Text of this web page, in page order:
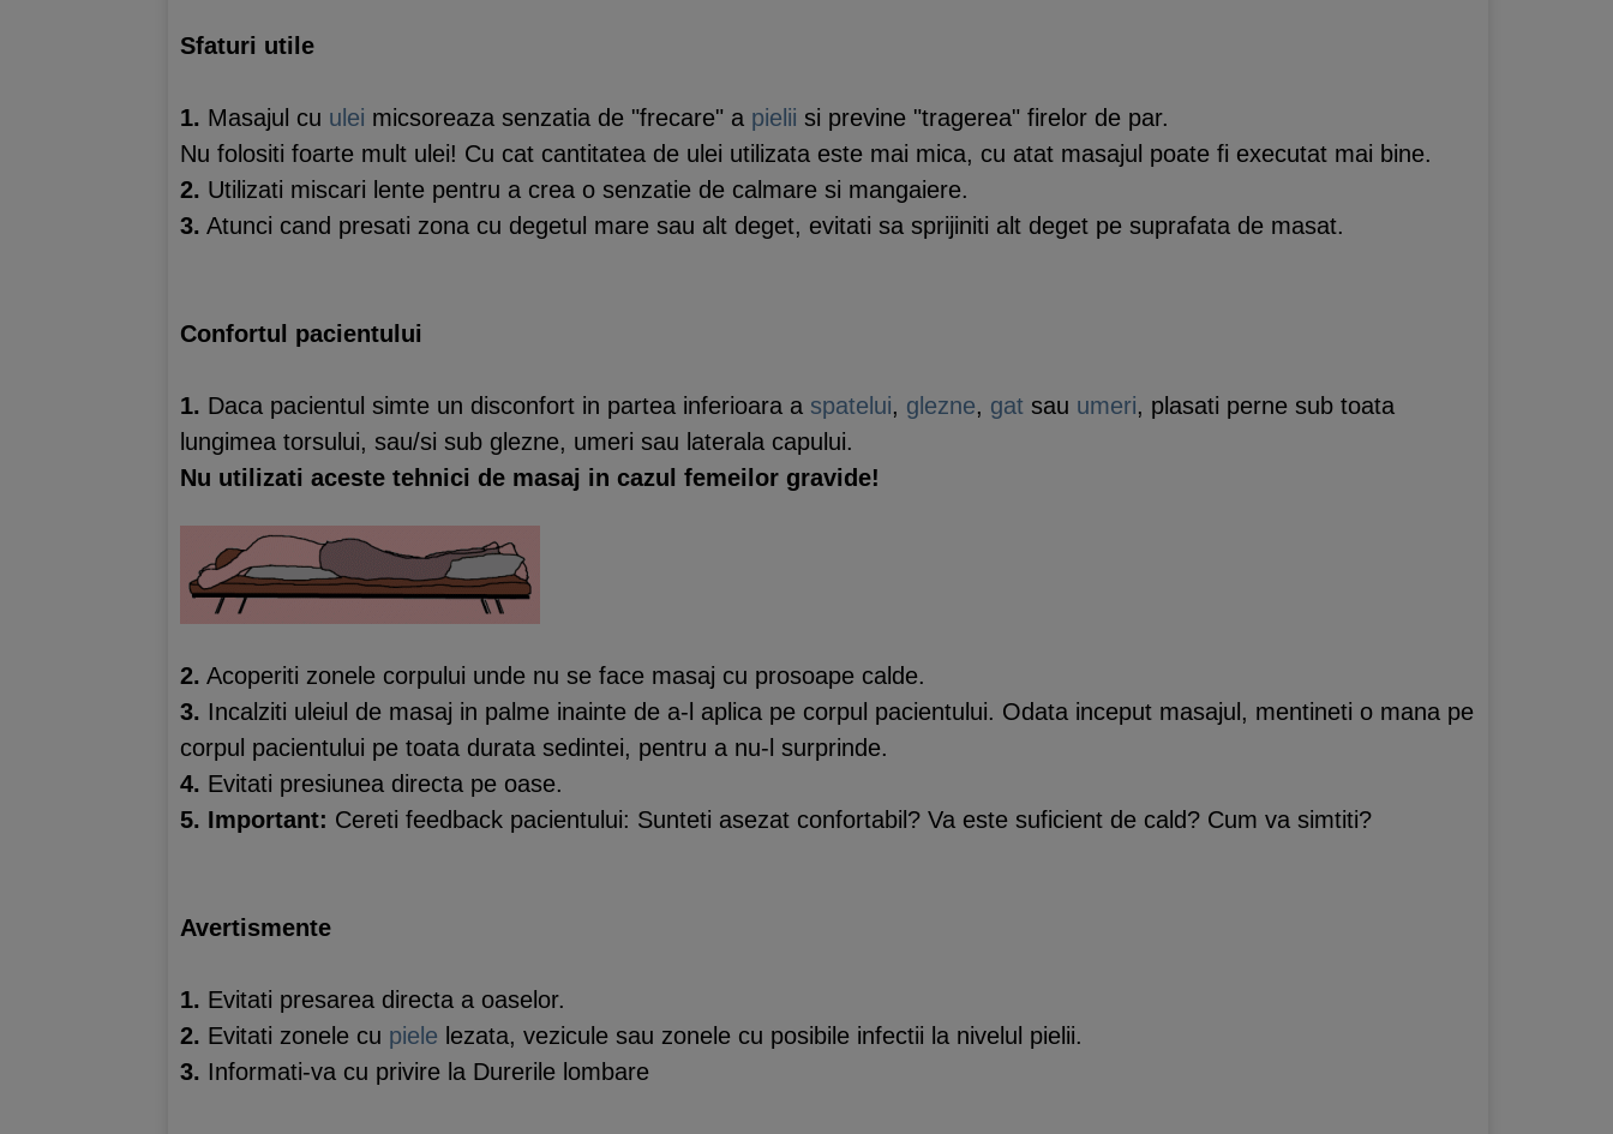
Sfaturi utile
1. Masajul cu ulei micsoreaza senzatia de "frecare" a pielii si previne "tragerea" firelor de par.
Nu folositi foarte mult ulei! Cu cat cantitatea de ulei utilizata este mai mica, cu atat masajul poate fi executat mai bine.
2. Utilizati miscari lente pentru a crea o senzatie de calmare si mangaiere.
3. Atunci cand presati zona cu degetul mare sau alt deget, evitati sa sprijiniti alt deget pe suprafata de masat.
Confortul pacientului
1. Daca pacientul simte un disconfort in partea inferioara a spatelui, glezne, gat sau umeri, plasati perne sub toata
lungimea torsului, sau/si sub glezne, umeri sau laterala capului.
Nu utilizati aceste tehnici de masaj in cazul femeilor gravide!
2. Acoperiti zonele corpului unde nu se face masaj cu prosoape calde.
3. Incalziti uleiul de masaj in palme inainte de a-l aplica pe corpul pacientului. Odata inceput masajul, mentineti o mana pe
corpul pacientului pe toata durata sedintei, pentru a nu-l surprinde.
4. Evitati presiunea directa pe oase.
5. Important: Cereti feedback pacientului: Sunteti asezat confortabil? Va este suficient de cald? Cum va simtiti?
Avertismente
1. Evitati presarea directa a oaselor.
2. Evitati zonele cu piele lezata, vezicule sau zonele cu posibile infectii la nivelul pielii.
3. Informati-va cu privire la Durerile lombare